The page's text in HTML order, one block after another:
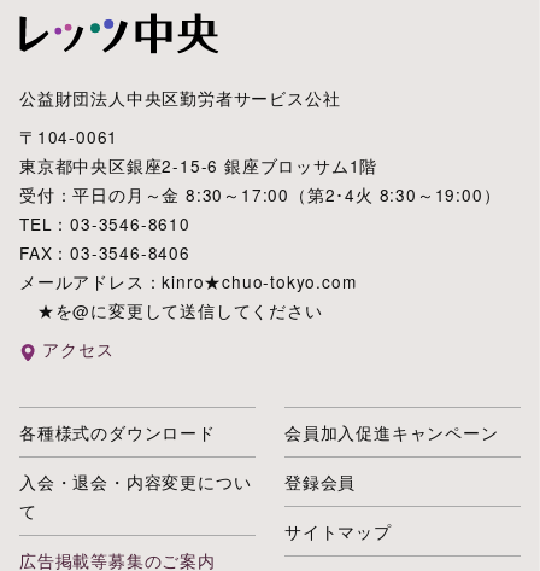
公益財団法人中央区勤労者サービス公社
〒104-0061
東京都中央区銀座2-15-6 銀座ブロッサム1階
受付：平日の月～金 8:30～17:00（第2･4火 8:30～19:00）
TEL：03-3546-8610
FAX：03-3546-8406
メールアドレス：kinro★chuo-tokyo.com
★を@に変更して送信してください
アクセス
各種様式のダウンロード
入会・退会・内容変更につい
て
広告掲載等募集のご案内
会員加入促進キャンペーン
登録会員
サイトマップ